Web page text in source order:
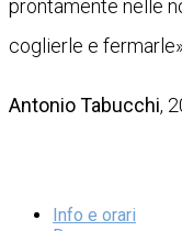
prontamente nelle
coglierle e
Antonio Tabucchi,
Info e orari